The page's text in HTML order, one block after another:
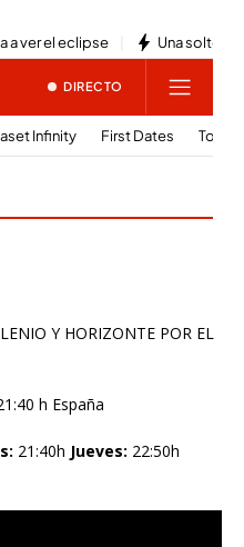
Y HORIZONTE POR EL
h España
21:40h Jueves: 22:50h